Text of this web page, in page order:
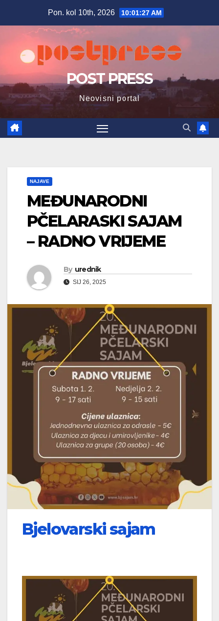
Pon. kol 10th, 2026 10:01:29 AM
POST PRESS
Neovisni portal
NAJAVE
MEĐUNARODNI
PČELARASKI SAJAM
– RADNO VRIJEME
By urednik
SIJ 26, 2025
Bjelovarski sajam